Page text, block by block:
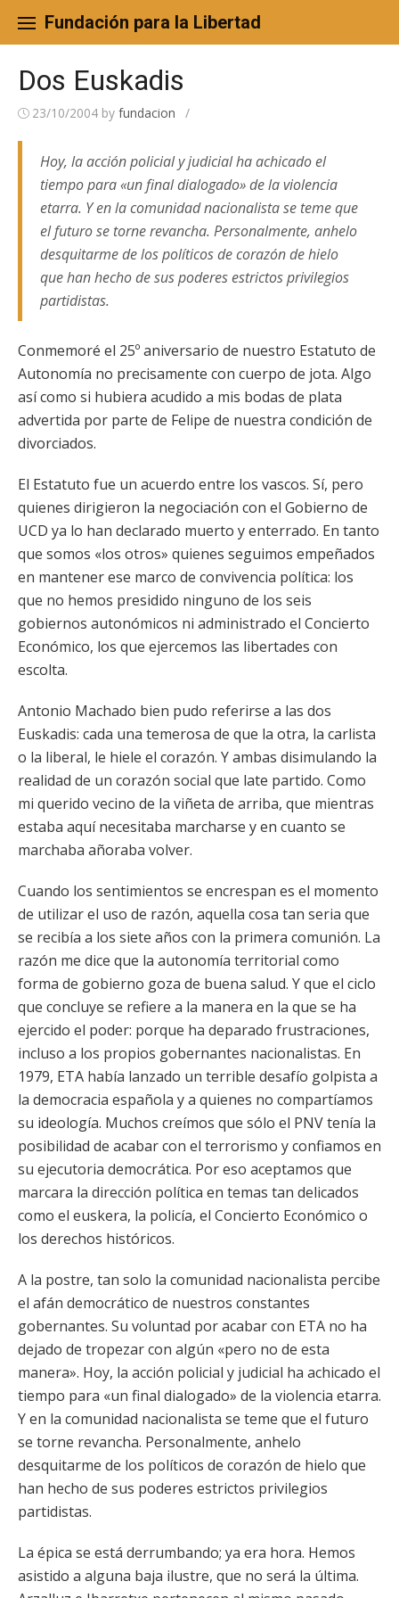
content
Fundación para la Libertad
Dos Euskadis
23/10/2004 by fundacion /
Hoy, la acción policial y judicial ha achicado el
tiempo para «un final dialogado» de la violencia
etarra. Y en la comunidad nacionalista se teme que
el futuro se torne revancha. Personalmente, anhelo
desquitarme de los políticos de corazón de hielo
que han hecho de sus poderes estrictos privilegios
partidistas.
Conmemoré el 25º aniversario de nuestro Estatuto de
Autonomía no precisamente con cuerpo de jota. Algo
así como si hubiera acudido a mis bodas de plata
advertida por parte de Felipe de nuestra condición de
divorciados.
El Estatuto fue un acuerdo entre los vascos. Sí, pero
quienes dirigieron la negociación con el Gobierno de
UCD ya lo han declarado muerto y enterrado. En tanto
que somos «los otros» quienes seguimos empeñados
en mantener ese marco de convivencia política: los
que no hemos presidido ninguno de los seis
gobiernos autonómicos ni administrado el Concierto
Económico, los que ejercemos las libertades con
escolta.
Antonio Machado bien pudo referirse a las dos
Euskadis: cada una temerosa de que la otra, la carlista
o la liberal, le hiele el corazón. Y ambas disimulando la
realidad de un corazón social que late partido. Como
mi querido vecino de la viñeta de arriba, que mientras
estaba aquí necesitaba marcharse y en cuanto se
marchaba añoraba volver.
Cuando los sentimientos se encrespan es el momento
de utilizar el uso de razón, aquella cosa tan seria que
se recibía a los siete años con la primera comunión. La
razón me dice que la autonomía territorial como
forma de gobierno goza de buena salud. Y que el ciclo
que concluye se refiere a la manera en la que se ha
ejercido el poder: porque ha deparado frustraciones,
incluso a los propios gobernantes nacionalistas. En
1979, ETA había lanzado un terrible desafío golpista a
la democracia española y a quienes no compartíamos
su ideología. Muchos creímos que sólo el PNV tenía la
posibilidad de acabar con el terrorismo y confiamos en
su ejecutoria democrática. Por eso aceptamos que
marcara la dirección política en temas tan delicados
como el euskera, la policía, el Concierto Económico o
los derechos históricos.
A la postre, tan solo la comunidad nacionalista percibe
el afán democrático de nuestros constantes
gobernantes. Su voluntad por acabar con ETA no ha
dejado de tropezar con algún «pero no de esta
manera». Hoy, la acción policial y judicial ha achicado el
tiempo para «un final dialogado» de la violencia etarra.
Y en la comunidad nacionalista se teme que el futuro
se torne revancha. Personalmente, anhelo
desquitarme de los políticos de corazón de hielo que
han hecho de sus poderes estrictos privilegios
partidistas.
La épica se está derrumbando; ya era hora. Hemos
asistido a alguna baja ilustre, que no será la última.